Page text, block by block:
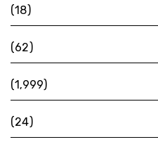
(18)
(62)
(1٬999)
(24)